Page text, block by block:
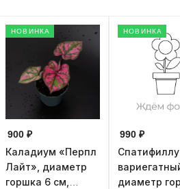
НОВИНКА
900 ₽
Каладиум «Перпл
Лайт», диаметр
горшка 6 см,
НОВИНКА
990 ₽
диаметр